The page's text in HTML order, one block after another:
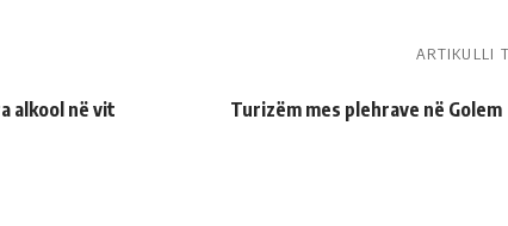
alkool në vit
ARTIKULLI
Turizëm mes plehrave në Golem